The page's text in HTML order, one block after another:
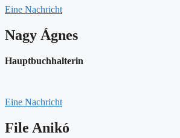
Eine Nachricht
Nagy Ágnes
Hauptbuchhalterin
Eine Nachricht
File Anikó